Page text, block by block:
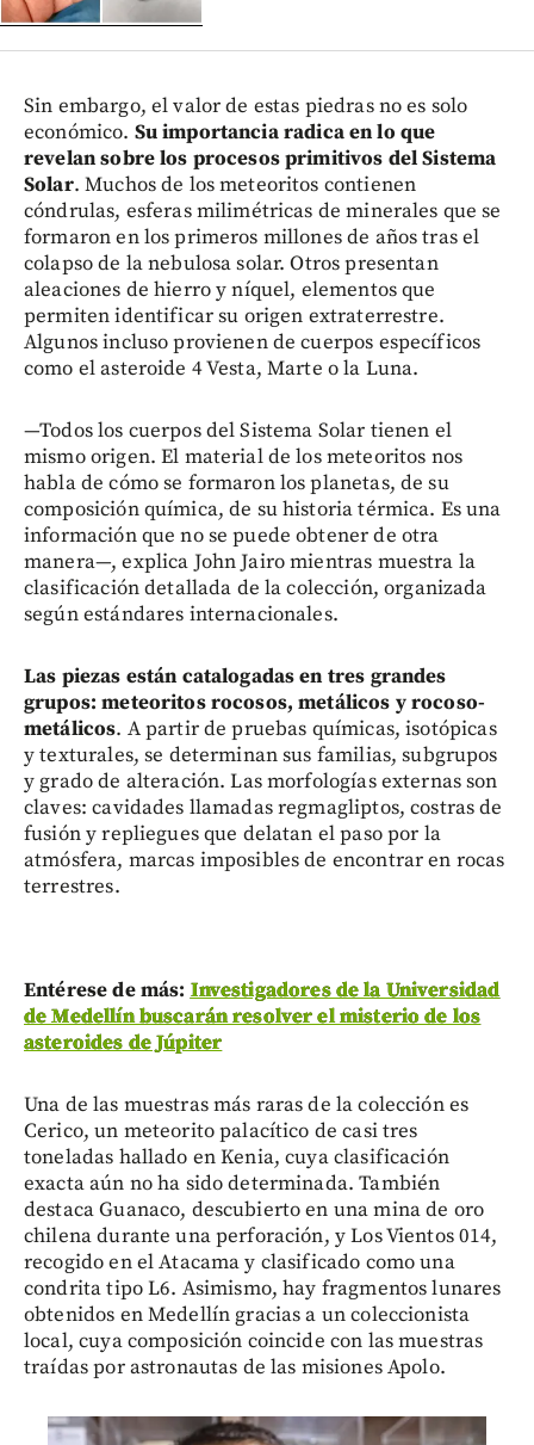
Sin embargo, el valor de estas piedras no es solo
económico. Su importancia radica en lo que
revelan sobre los procesos primitivos del Sistema
Solar. Muchos de los meteoritos contienen
cóndrulas, esferas milimétricas de minerales que se
formaron en los primeros millones de años tras el
colapso de la nebulosa solar. Otros presentan
aleaciones de hierro y níquel, elementos que
permiten identificar su origen extraterrestre.
Algunos incluso provienen de cuerpos específicos
como el asteroide 4 Vesta, Marte o la Luna.
—Todos los cuerpos del Sistema Solar tienen el
mismo origen. El material de los meteoritos nos
habla de cómo se formaron los planetas, de su
composición química, de su historia térmica. Es una
información que no se puede obtener de otra
manera—, explica John Jairo mientras muestra la
clasificación detallada de la colección, organizada
según estándares internacionales.
Las piezas están catalogadas en tres grandes
grupos: meteoritos rocosos, metálicos y rocoso-
metálicos. A partir de pruebas químicas, isotópicas
y texturales, se determinan sus familias, subgrupos
y grado de alteración. Las morfologías externas son
claves: cavidades llamadas regmagliptos, costras de
fusión y repliegues que delatan el paso por la
atmósfera, marcas imposibles de encontrar en rocas
terrestres.
Entérese de más: Investigadores de la Universidad
de Medellín buscarán resolver el misterio de los
asteroides de Júpiter
Una de las muestras más raras de la colección es
Cerico, un meteorito palacítico de casi tres
toneladas hallado en Kenia, cuya clasificación
exacta aún no ha sido determinada. También
destaca Guanaco, descubierto en una mina de oro
chilena durante una perforación, y Los Vientos 014,
recogido en el Atacama y clasificado como una
condrita tipo L6. Asimismo, hay fragmentos lunares
obtenidos en Medellín gracias a un coleccionista
local, cuya composición coincide con las muestras
traídas por astronautas de las misiones Apolo.